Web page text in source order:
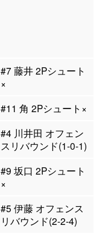
#7 藤井 2Pシュート
×
#11 角 2Pシュート×
#4 川井田 オフェン
スリバウンド(1-0-1)
#9 坂口 2Pシュート
×
#5 伊藤 オフェンス
リバウンド(2-2-4)